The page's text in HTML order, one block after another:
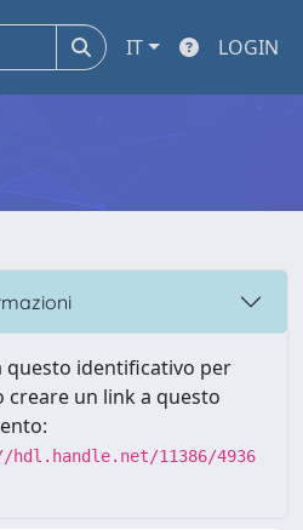
IT LOGIN
questo identificativo per
creare un link a questo
11386/4936